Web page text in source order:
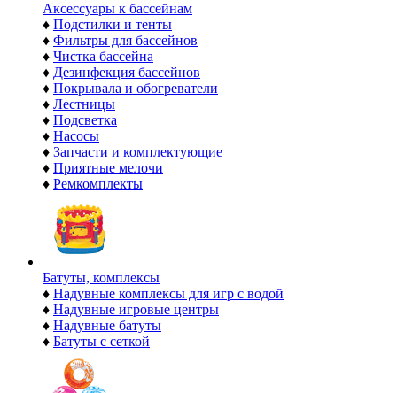
Аксессуары к бассейнам
♦ Подстилки и тенты
♦ Фильтры для бассейнов
♦ Чистка бассейна
♦ Дезинфекция бассейнов
♦ Покрывала и обогреватели
♦ Лестницы
♦ Подсветка
♦ Насосы
♦ Запчасти и комплектующие
♦ Приятные мелочи
♦ Ремкомплекты
Батуты, комплексы
♦ Надувные комплексы для игр с водой
♦ Надувные игровые центры
♦ Надувные батуты
♦ Батуты с сеткой